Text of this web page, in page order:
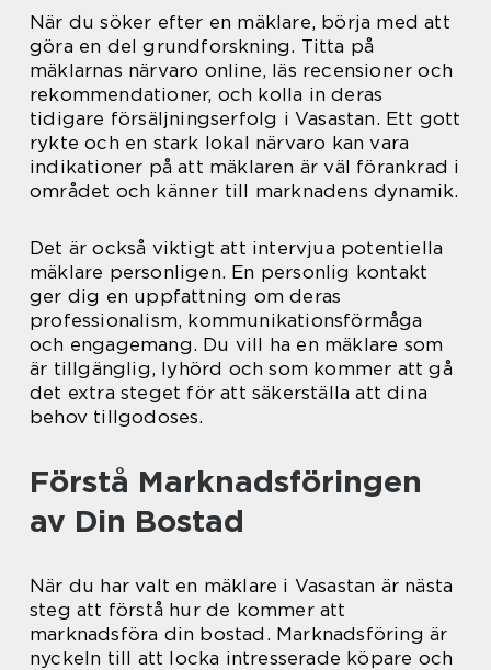
När du söker efter en mäklare, börja med att
göra en del grundforskning. Titta på
mäklarnas närvaro online, läs recensioner och
rekommendationer, och kolla in deras
tidigare försäljningserfolg i Vasastan. Ett gott
rykte och en stark lokal närvaro kan vara
indikationer på att mäklaren är väl förankrad i
området och känner till marknadens dynamik.
Det är också viktigt att intervjua potentiella
mäklare personligen. En personlig kontakt
ger dig en uppfattning om deras
professionalism, kommunikationsförmåga
och engagemang. Du vill ha en mäklare som
är tillgänglig, lyhörd och som kommer att gå
det extra steget för att säkerställa att dina
behov tillgodoses.
Förstå Marknadsföringen
av Din Bostad
När du har valt en mäklare i Vasastan är nästa
steg att förstå hur de kommer att
marknadsföra din bostad. Marknadsföring är
nyckeln till att locka intresserade köpare och